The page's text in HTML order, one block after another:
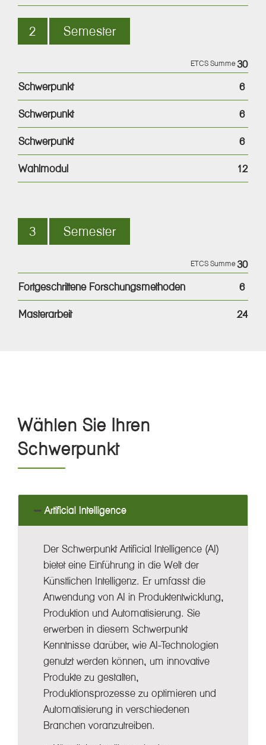
2 Semester
ETCS Summe30
Schwerpunkt
6
Schwerpunkt
6
Schwerpunkt
6
Wahlmodul
12
3 Semester
ETCS Summe30
Fortgeschrittene Forschungsmethoden
6
Masterarbeit
24
Wählen Sie Ihren
Schwerpunkt
Artificial Intelligence
Der Schwerpunkt Artificial Intelligence (AI)
bietet eine Einführung in die Welt der
Künstlichen Intelligenz. Er umfasst die
Anwendung von AI in Produktentwicklung,
Produktion und Automatisierung. Sie
erwerben in diesem Schwerpunkt
Kenntnisse darüber, wie AI-Technologien
genutzt werden können, um innovative
Produkte zu gestalten,
Produktionsprozesse zu optimieren und
Automatisierung in verschiedenen
Branchen voranzutreiben.